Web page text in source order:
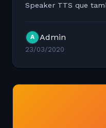
Speaker TTS que
você testar a...
A Admin
23/03/2020